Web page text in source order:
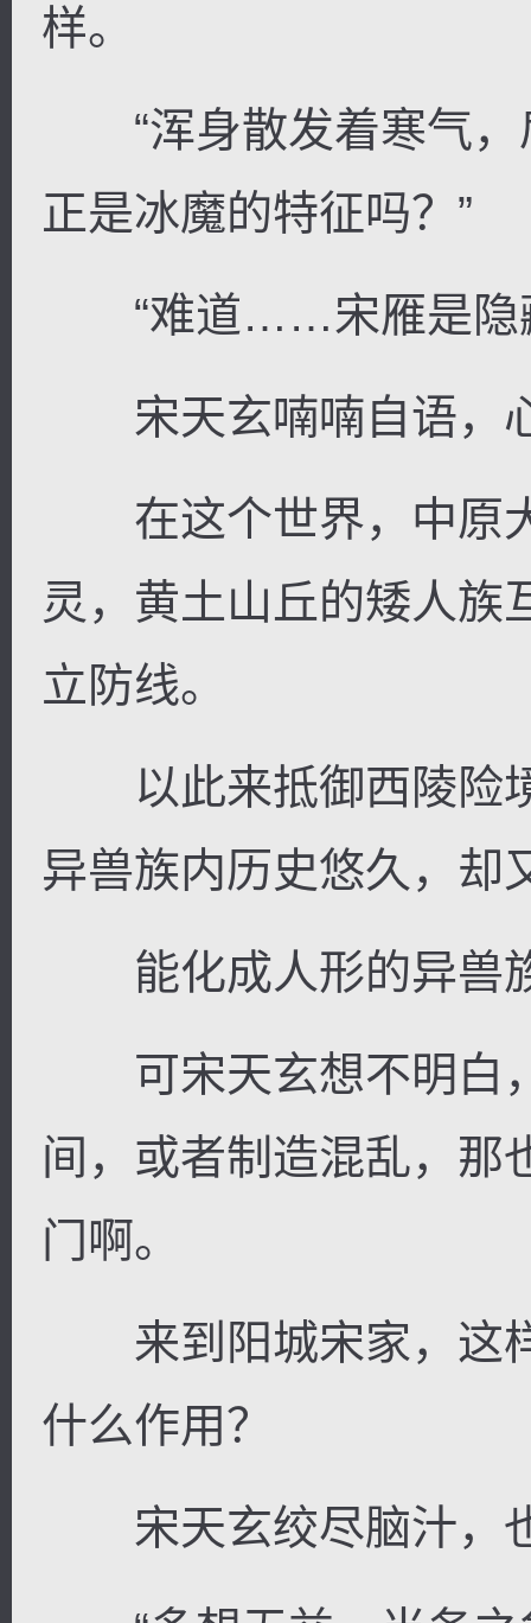
样。
“浑身散发着寒气，
正是冰魔的特征吗？”
“难道……宋雁是隐藏
宋天玄喃喃自语，
在这个世界，中原
灵，黄土山丘的矮人族
立防线。
以此来抵御西陵险
异兽族内历史悠久，却
能化成人形的异兽
可宋天玄想不明白
间，或者制造混乱，那
门啊。
来到阳城宋家，这
什么作用？
宋天玄绞尽脑汁，